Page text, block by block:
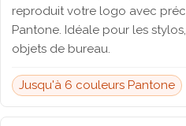
reproduit votre logo avec
Pantone. Idéale pour les
objets de bureau.
Jusqu'à 6 couleurs Pantone